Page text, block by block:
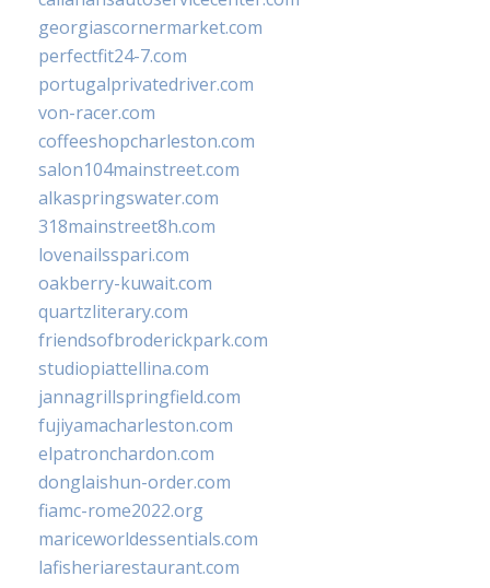
georgiascornermarket.com
perfectfit24-7.com
portugalprivatedriver.com
von-racer.com
coffeeshopcharleston.com
salon104mainstreet.com
alkaspringswater.com
318mainstreet8h.com
lovenailsspari.com
oakberry-kuwait.com
quartzliterary.com
friendsofbroderickpark.com
studiopiattellina.com
jannagrillspringfield.com
fujiyamacharleston.com
elpatronchardon.com
donglaishun-order.com
fiamc-rome2022.org
mariceworldessentials.com
lafisheriarestaurant.com